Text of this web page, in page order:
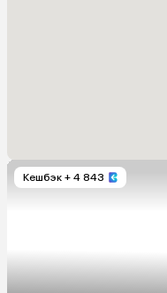
Кешбэк + 4 843